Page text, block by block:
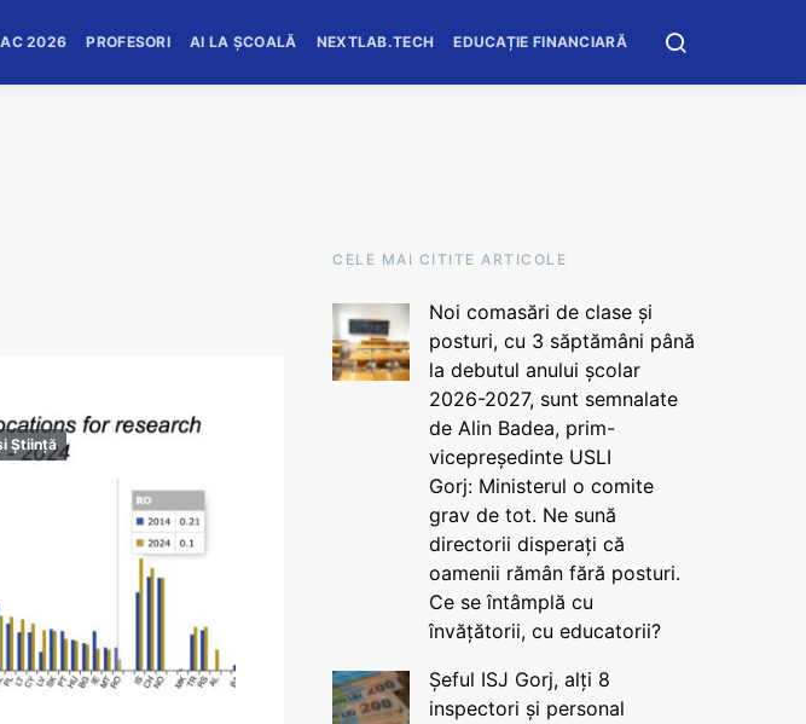
2026 PROFESORI AI LA ȘCOALĂ NEXTLAB.TECH EDUCAȚIE FINANCIARĂ
Știință
CELE MAI CITITE ARTICOLE
Noi comasări de clase și
posturi, cu 3 săptămâni până
la debutul anului școlar
2026-2027, sunt semnalate
de Alin Badea, prim-
vicepreședinte USLI
Gorj: Ministerul o comite
grav de tot. Ne sună
directorii disperați că
oamenii rămân fără posturi.
Ce se întâmplă cu
învățătorii, cu educatorii?
Șeful ISJ Gorj, alți 8
inspectori și personal